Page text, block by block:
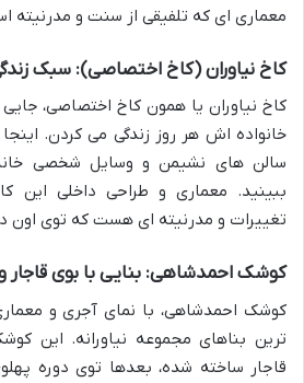
معماری ای که تلفیقی از سنت و مدرنیته
کاخ نیاوران (کاخ اختصاصی): سبک
کاخ نیاوران یا همون کاخ اختصاصی،
خانواده اش هر روز زندگی می کردن.
سالن های نشیمن و وسایل شخصی
ببینید. معماری و طراحی داخلی این
تغییرات و مدرنیته ای هست که توی اون
کوشک احمدشاهی: بنایی با بوی قاجار
کوشک احمدشاهی، با نمای آجری و
ترین بناهای مجموعه نیاورانه. این
قاجار ساخته شده، بعدها توی دوره